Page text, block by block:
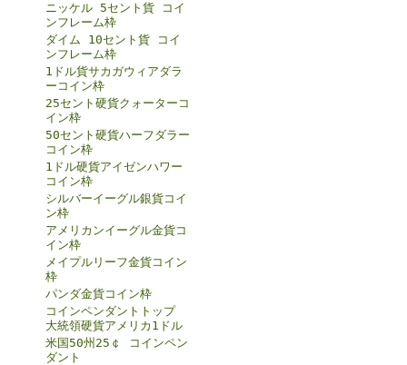
ニッケル 5セント貨 コイ
ンフレーム枠
ダイム 10セント貨 コイ
ンフレーム枠
1ドル貨サカガウィアダラ
ーコイン枠
25セント硬貨クォーターコ
イン枠
50セント硬貨ハーフダラー
コイン枠
1ドル硬貨アイゼンハワー
コイン枠
シルバーイーグル銀貨コイ
ン枠
アメリカンイーグル金貨コ
イン枠
メイプルリーフ金貨コイン
枠
パンダ金貨コイン枠
コインペンダントトップ
大統領硬貨アメリカ1ドル
米国50州25￠ コインペン
ダント